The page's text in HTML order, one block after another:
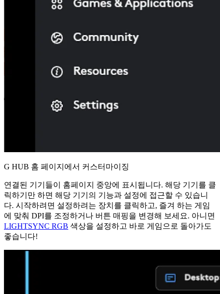
G HUB 홈 페이지에서 커스터마이징
연결된 기기들이 홈페이지 중앙에 표시됩니다. 해당 기기를 클
릭하기만 하면 해당 기기의 기능과 설정에 접근할 수 있습니
다. 시작하려면 설정하려는 장치를 클릭하고, 즐겨 하는 게임
에 맞춰 DPI를 조정하거나 버튼 매핑을 변경해 보세요. 아니면
LIGHTSYNC RGB 색상을 설정하고 바로 게임으로 돌아가도
좋습니다!